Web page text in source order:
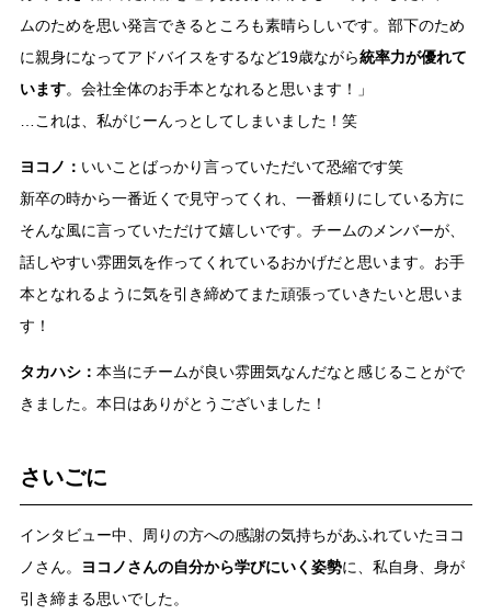
ムのためを思い発言できるところも素晴らしいです。部下のため
に親身になってアドバイスをするなど19歳ながら統率力が優れて
います。会社全体のお手本となれると思います！」
…これは、私がじーんっとしてしまいました！笑
ヨコノ： いいことばっかり言っていただいて恐縮です笑
新卒の時から一番近くで見守ってくれ、一番頼りにしている方に
そんな風に言っていただけて嬉しいです。チームのメンバーが、
話しやすい雰囲気を作ってくれているおかげだと思います。お手
本となれるように気を引き締めてまた頑張っていきたいと思いま
す！
タカハシ： 本当にチームが良い雰囲気なんだなと感じることがで
きました。本日はありがとうございました！
さいごに
インタビュー中、周りの方への感謝の気持ちがあふれていたヨコ
ノさん。
ヨコノさんの自分から学びにいく姿勢に、私自身、身が
引き締まる思いでした。